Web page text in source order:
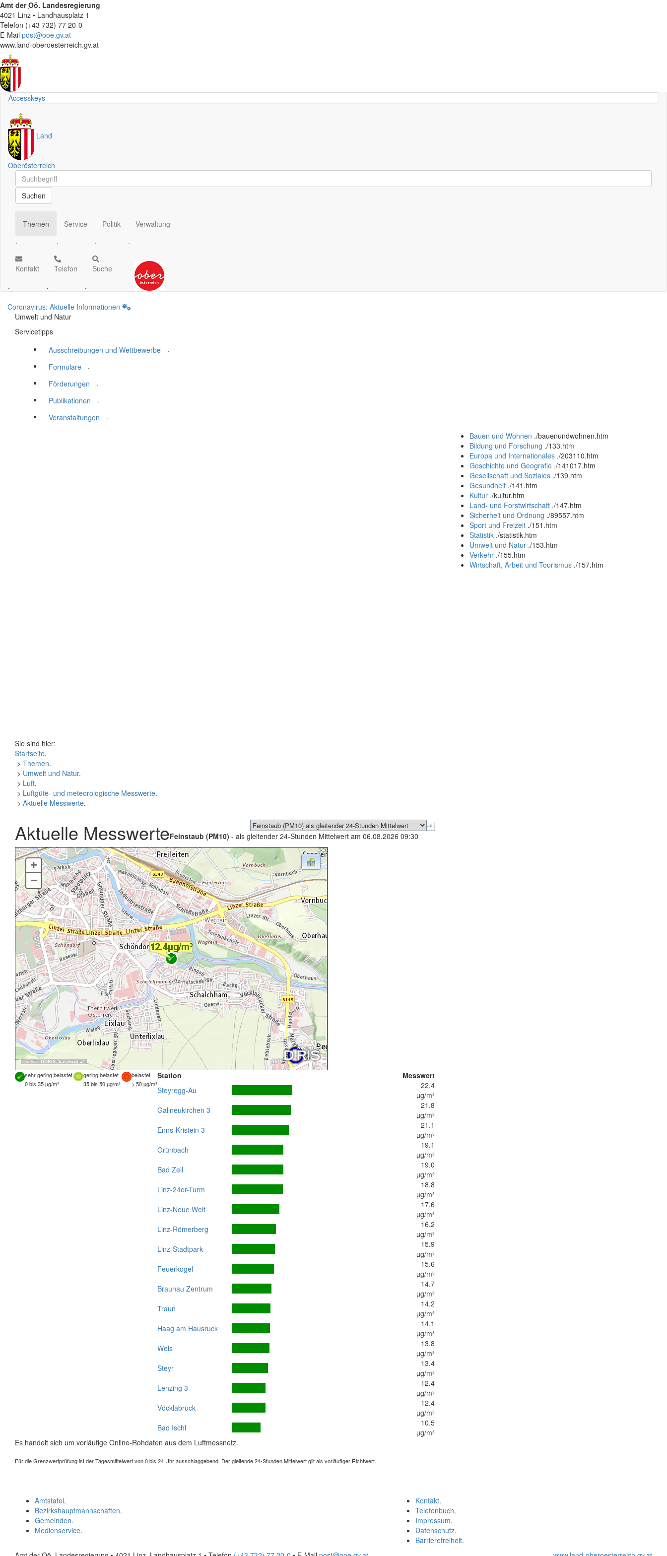
Amt derOö. Landesregierung
4021 Linz • Landhausplatz 1
Telefon (+43 732) 77 20-0
E-Mail post@ooe.gv.at
www.land-oberoesterreich.gv.at
Accesskeys
Land
Oberösterreich
Schnellsuche
Schnellsuche
Suchen
Themen
.
Service
.
Politik
.
Verwaltung
.
Kontakt
.
Telefon
.
Suche
.
Coronavirus: Aktuelle Informationen
Umwelt und Natur
Servicetipps
Ausschreibungen und Wettbewerbe
.
Formulare
.
Förderungen
.
Publikationen
.
Veranstaltungen
.
Bauen und Wohnen ./bauenundwohnen.htm
Bildung und Forschung ./133.htm
Europa und Internationales ./203110.htm
Geschichte und Geografie ./141017.htm
Gesellschaft und Soziales ./139.htm
Gesundheit ./141.htm
Kultur ./kultur.htm
Land- und Forstwirtschaft ./147.htm
Sicherheit und Ordnung ./89557.htm
Sport und Freizeit ./151.htm
Statistik ./statistik.htm
Umwelt und Natur ./153.htm
Verkehr ./155.htm
Wirtschaft, Arbeit und Tourismus ./157.htm
Sie sind hier:
Startseite.
> Themen.
> Umwelt und Natur.
> Luft.
> Luftgüte- und meteorologische Messwerte.
> Aktuelle Messwerte.
Aktuelle MesswerteFeinstaub (PM10) - als gleitender 24-Stunden Mittelwert am 06.08.2026 09:30
Quellen: DORIS, basemap.at
+
–
sehr gering belastet gering belastet
belastet
0 bis 35 µg/m³
35 bis 50 µg/m³ > 50 µg/m³
Station
Messwert
Steyregg-Au
22.4
µg/m³
Gallneukirchen 3
21.8
µg/m³
Enns-Kristein 3
21.1
µg/m³
Grünbach
19.1
µg/m³
Bad Zell
19.0
µg/m³
Linz-24er-Turm
18.8
µg/m³
Linz-Neue Welt
17.6
µg/m³
Linz-Römerberg
16.2
µg/m³
Linz-Stadtpark
15.9
µg/m³
Feuerkogel
15.6
µg/m³
Braunau Zentrum
14.7
µg/m³
Traun
14.2
µg/m³
Haag am Hausruck
14.1
µg/m³
Wels
13.8
µg/m³
Steyr
13.4
µg/m³
Lenzing 3
12.4
µg/m³
Vöcklabruck
12.4
µg/m³
Bad Ischl
10.5
µg/m³
Es handelt sich um vorläufige Online-Rohdaten aus dem Luftmessnetz.
Für die Grenzwertprüfung ist der Tagesmittelwert von 0 bis 24 Uhr ausschlaggebend. Der gleitende 24-Stunden Mittelwert gilt als vorläufiger Richtwert.
Kontakt.
Telefonbuch.
Impressum.
Datenschutz.
Barrierefreiheit.
Amtstafel.
Bezirkshauptmannschaften.
Gemeinden.
Medienservice.